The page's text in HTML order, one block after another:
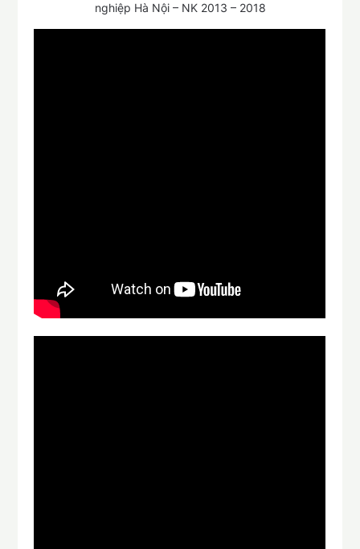
nghiệp Hà Nội – NK 2013 – 2018